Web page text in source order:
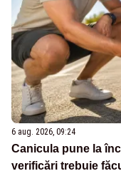
6 aug. 2026, 09:24
Canicula pune la
verificări trebuie